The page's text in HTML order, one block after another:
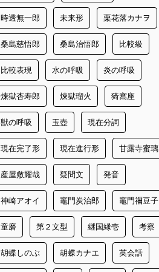
時透無一郎 未来形 栗花落カナヲ
桑島慈悟郎 桑島治悟郎 比較級
比較表現 水の呼吸 炎の呼吸
煉獄杏寿郎 煉獄瑠火 猗窩座
獣の呼吸 玉壺 現在分詞
現在完了形 現在進行形 甘露寺蜜璃
産屋敷耀哉 疑問文 発音
神崎アオイ 竈門炭治郎 竈門禰豆子
童磨 第２文型 継国縁壱 考察
胡蝶しのぶ 胡蝶カナエ 英会話